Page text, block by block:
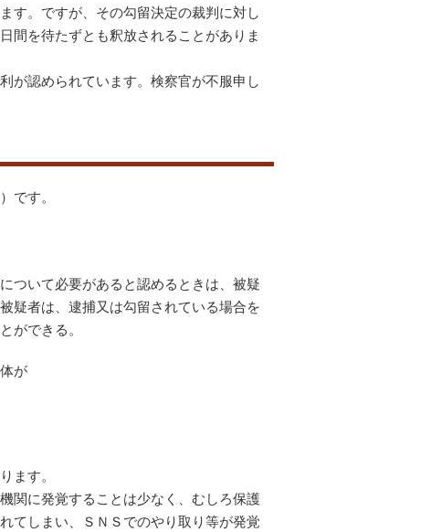
す。ですが、その勾留決定の裁判に対し
間を待たずとも釈放されることがありま
が認められています。検察官が不服申し
です。
ついて必要があると認めるときは、被疑
疑者は、逮捕又は勾留されている場合を
ができる。
が
ます。
関に発覚することは少なく、むしろ保護
てしまい、ＳＮＳでのやり取り等が発覚